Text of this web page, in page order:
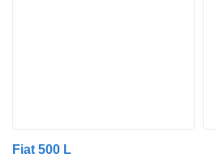
Fiat 500 L